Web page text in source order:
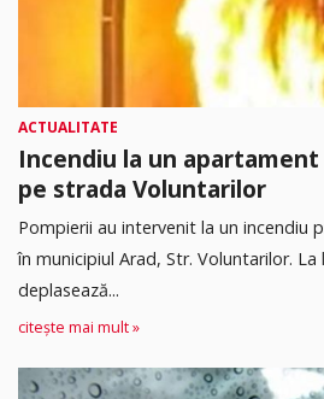
ACTUALITATE
Incendiu la un
pe strada Voluntarilor
Pompierii au intervenit la un incendiu
în municipiul Arad, Str. Voluntarilor. La
deplasează...
citește mai mult »